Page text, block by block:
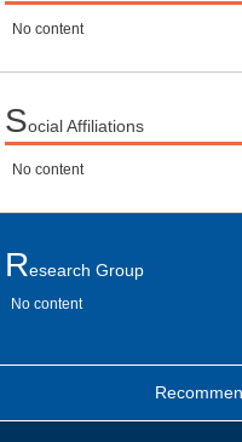
No content
Social Affiliations
No content
REsearch Group
No content